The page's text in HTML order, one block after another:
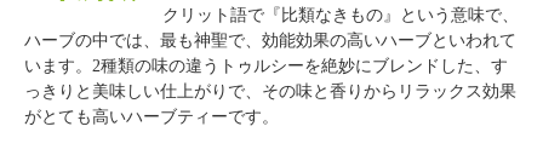
クリット語で『比類なきもの』という意味で、
ハーブの中では、最も神聖で、効能効果の高いハーブといわれて
います。2種類の味の違うトゥルシーを絶妙にブレンドした、す
っきりと美味しい仕上がりで、その味と香りからリラックス効果
がとても高いハーブティーです。